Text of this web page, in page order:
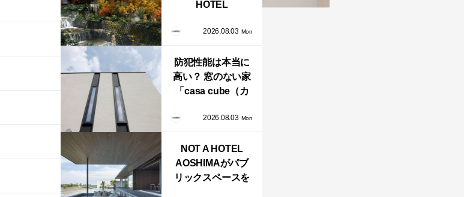
HOTEL
誕生！販売を日
始！
2026.08.03 Mon
防犯性能は本当に
高い？ 窓のない家
「casa cube（カ
ブ）」が叶えるプ
感の正体
2026.08.03 Mon
NOT A HOTEL
AOSHIMAがパブ
リックスペースを